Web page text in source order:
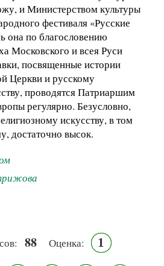
и Министерством культуры
фестиваля «Русские
она по благословению
Московского и всея Руси
посвященные истории
Церкви и русскому
проводятся Патриаршим
регулярно. Безусловно,
искусству, в том
достаточно высок.
88 Оценка: 1